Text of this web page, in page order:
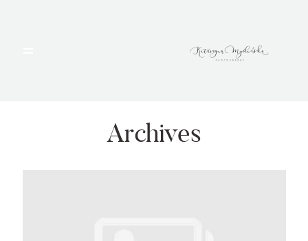
Archives
PORTFOLIO